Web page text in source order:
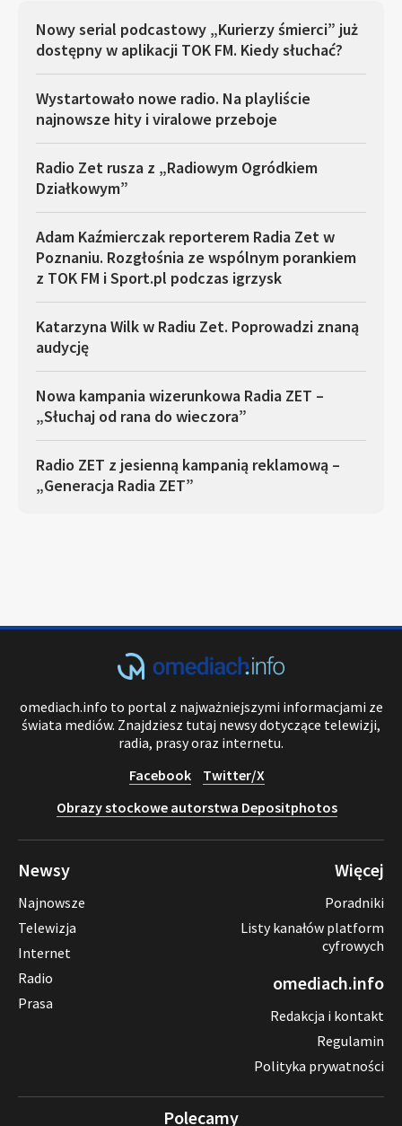
Nowy serial podcastowy „Kurierzy śmierci” już
dostępny w aplikacji TOK FM. Kiedy słuchać?
Wystartowało nowe radio. Na playliście
najnowsze hity i viralowe przeboje
Radio Zet rusza z „Radiowym Ogródkiem
Działkowym”
Adam Kaźmierczak reporterem Radia Zet w
Poznaniu. Rozgłośnia ze wspólnym porankiem
z TOK FM i Sport.pl podczas igrzysk
Katarzyna Wilk w Radiu Zet. Poprowadzi znaną
audycję
Nowa kampania wizerunkowa Radia ZET –
„Słuchaj od rana do wieczora”
Radio ZET z jesienną kampanią reklamową –
„Generacja Radia ZET”
omediach.info to portal z najważniejszymi informacjami ze
świata mediów. Znajdziesz tutaj newsy dotyczące telewizji,
radia, prasy oraz internetu.
Facebook
Twitter/X
Obrazy stockowe autorstwa Depositphotos
Newsy
Najnowsze
Telewizja
Internet
Radio
Prasa
Więcej
Poradniki
Listy kanałów platform
cyfrowych
omediach.info
Redakcja i kontakt
Regulamin
Polityka prywatności
Polecamy